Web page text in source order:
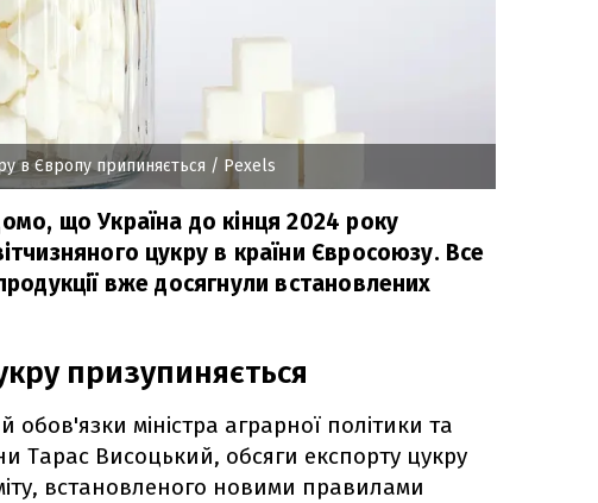
в Європу припиняється / Pexels
що Україна до кінця 2024 року
цукру в країни Євросоюзу. Все
вже досягнули встановлених
призупиняється
міністра аграрної політики та
Тарас Висоцький, обсяги експорту цукру
встановленого новими правилами